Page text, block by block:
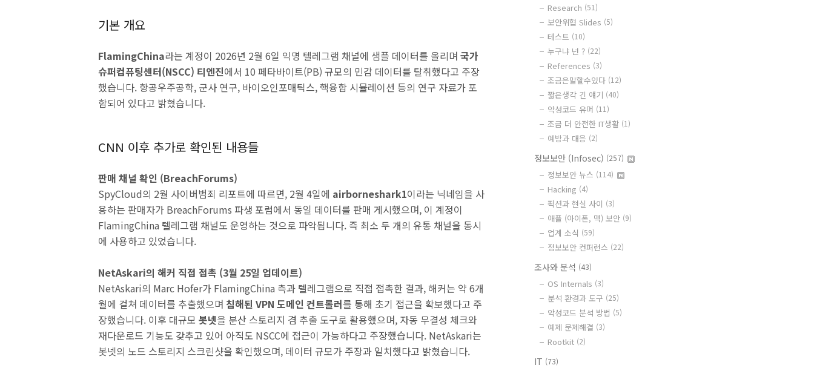
기본 개요
FlamingChina라는 계정이 2026년 2월 6일 익명 텔레그램 채널에 샘플 데이터를 올리며 국가
슈퍼컴퓨팅센터(NSCC) 티엔진에서 10 페타바이트(PB) 규모의 민감 데이터를 탈취했다고 주장
했습니다. 항공우주공학, 군사 연구, 바이오인포매틱스, 핵융합 시뮬레이션 등의 연구 자료가 포
함되어 있다고 밝혔습니다.
CNN 이후 추가로 확인된 내용들
판매 채널 확인 (BreachForums)
SpyCloud의 2월 사이버범죄 리포트에 따르면, 2월 4일에 airborneshark1이라는 닉네임을 사
용하는 판매자가 BreachForums 파생 포럼에서 동일 데이터를 판매 게시했으며, 이 계정이
FlamingChina 텔레그램 채널도 운영하는 것으로 파악됩니다. 즉 최소 두 개의 유통 채널을 동시
에 사용하고 있었습니다.
NetAskari의 해커 직접 접촉 (3월 25일 업데이트)
NetAskari의 Marc Hofer가 FlamingChina 측과 텔레그램으로 직접 접촉한 결과, 해커는 약 6개
월에 걸쳐 데이터를 추출했으며 침해된 VPN 도메인 컨트롤러를 통해 초기 접근을 확보했다고 주
장했습니다. 이후 대규모 봇넷을 분산 스토리지 겸 추출 도구로 활용했으며, 자동 무결성 체크와
재다운로드 기능도 갖추고 있어 아직도 NSCC에 접근이 가능하다고 주장했습니다. NetAskari는
봇넷의 노드 스토리지 스크린샷을 확인했으며, 데이터 규모가 주장과 일치했다고 밝혔습니다.
Research (51)
보안위협 Slides (5)
테스트 (10)
누구냐 넌 ? (22)
References (3)
조금은말할수있다 (12)
짧은생각 긴 얘기 (40)
악성코드 유머 (11)
조금 더 안전한 IT생활 (1)
예방과 대응 (2)
정보보안 (Infosec) (257)
정보보안 뉴스 (114)
Hacking (4)
픽션과 현실 사이 (3)
애플 (아이폰, 맥) 보안 (9)
업계 소식 (59)
정보보안 컨퍼런스 (22)
조사와 분석 (43)
OS Internals (3)
분석 환경과 도구 (25)
악성코드 분석 방법 (5)
예제 문제해결 (3)
Rootkit (2)
IT (73)